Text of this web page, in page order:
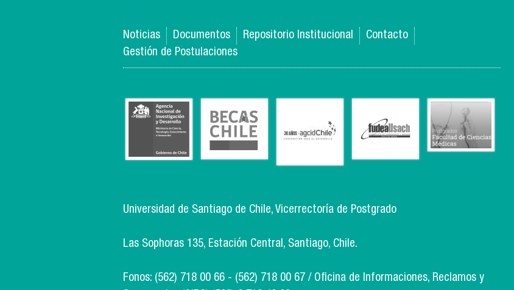
Noticias Documentos Repositorio Institucional
Contacto
Gestión de Postulaciones
Universidad de Santiago de Chile, Vicerrectoría de Postgrado
Las Sophoras 135, Estación Central, Santiago, Chile.
Fonos: (562) 718 00 66 - (562) 718 00 67 / Oficina de Informaciones, Reclamos y